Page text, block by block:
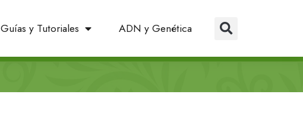
Guías y Tutoriales ADN y Genética